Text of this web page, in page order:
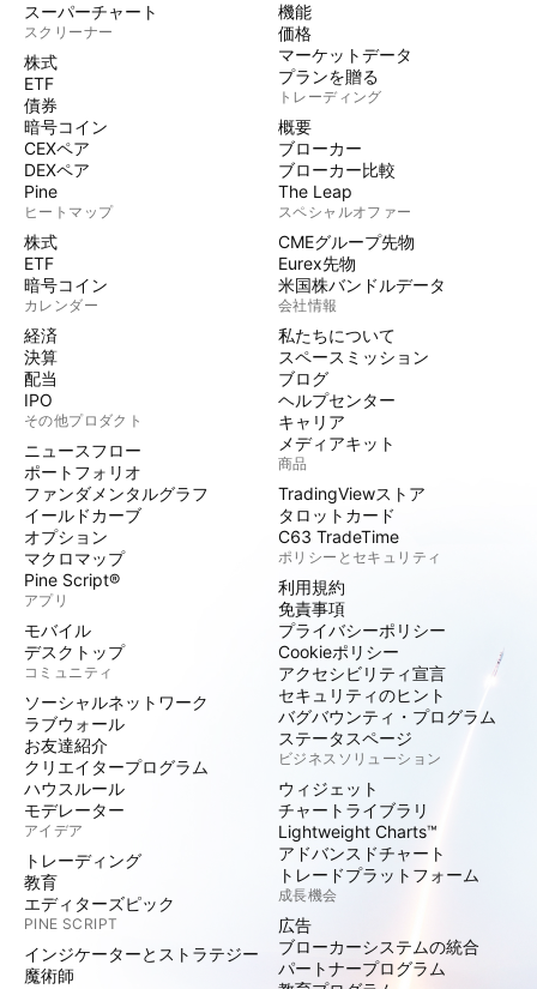
スーパーチャート
スクリーナー
株式
ETF
債券
暗号コイン
CEXペア
DEXペア
Pine
ヒートマップ
株式
ETF
暗号コイン
カレンダー
経済
決算
配当
IPO
その他プロダクト
ニュースフロー
ポートフォリオ
ファンダメンタルグラフ
イールドカーブ
オプション
マクロマップ
Pine Script®
アプリ
モバイル
デスクトップ
コミュニティ
ソーシャルネットワーク
ラブウォール
お友達紹介
クリエイタープログラム
ハウスルール
モデレーター
アイデア
トレーディング
教育
エディターズピック
PINE SCRIPT
インジケーターとストラテジー
魔術師
機能
価格
マーケットデータ
プランを贈る
トレーディング
概要
ブローカー
ブローカー比較
The Leap
スペシャルオファー
CMEグループ先物
Eurex先物
米国株バンドルデータ
会社情報
私たちについて
スペースミッション
ブログ
ヘルプセンター
キャリア
メディアキット
商品
TradingViewストア
タロットカード
C63 TradeTime
ポリシーとセキュリティ
利用規約
免責事項
プライバシーポリシー
Cookieポリシー
アクセシビリティ宣言
セキュリティのヒント
バグバウンティ・プログラム
ステータスページ
ビジネスソリューション
ウィジェット
チャートライブラリ
Lightweight Charts™
アドバンスドチャート
トレードプラットフォーム
成長機会
広告
ブローカーシステムの統合
パートナープログラム